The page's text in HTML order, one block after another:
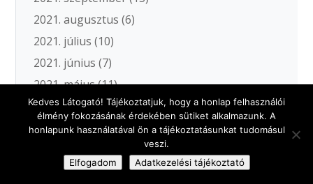
2021. augusztus (6)
2021. július (10)
2021. június (7)
2021. május(11)
2021. április(12)
2021. március(15)
2021. január(7)
Kedves Látogató! Tájékoztatjuk, hogy a honlap felhasználói
élmény fokozásának érdekében sütiket alkalmazunk. A
honlapunk használatával ön a tájékoztatásunkat tudomásul
veszi.
Elfogadom
Adatkezelési tájékoztató